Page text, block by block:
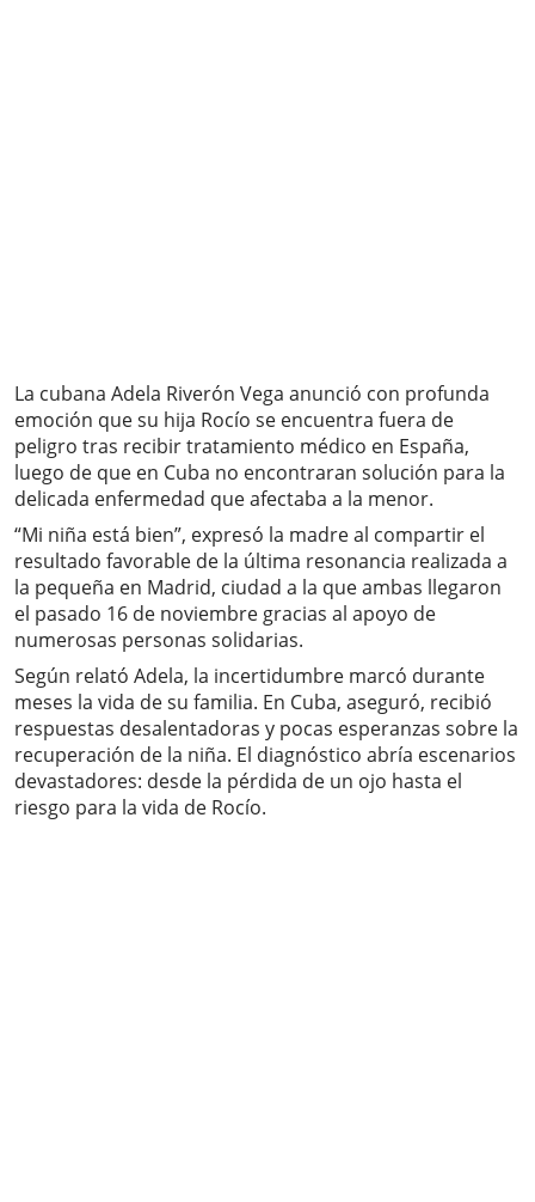
La cubana Adela Riverón Vega anunció con profunda
emoción que su hija Rocío se encuentra fuera de
peligro tras recibir tratamiento médico en España,
luego de que en Cuba no encontraran solución para la
delicada enfermedad que afectaba a la menor.
“Mi niña está bien”, expresó la madre al compartir el
resultado favorable de la última resonancia realizada a
la pequeña en Madrid, ciudad a la que ambas llegaron
el pasado 16 de noviembre gracias al apoyo de
numerosas personas solidarias.
Según relató Adela, la incertidumbre marcó durante
meses la vida de su familia. En Cuba, aseguró, recibió
respuestas desalentadoras y pocas esperanzas sobre la
recuperación de la niña. El diagnóstico abría escenarios
devastadores: desde la pérdida de un ojo hasta el
riesgo para la vida de Rocío.